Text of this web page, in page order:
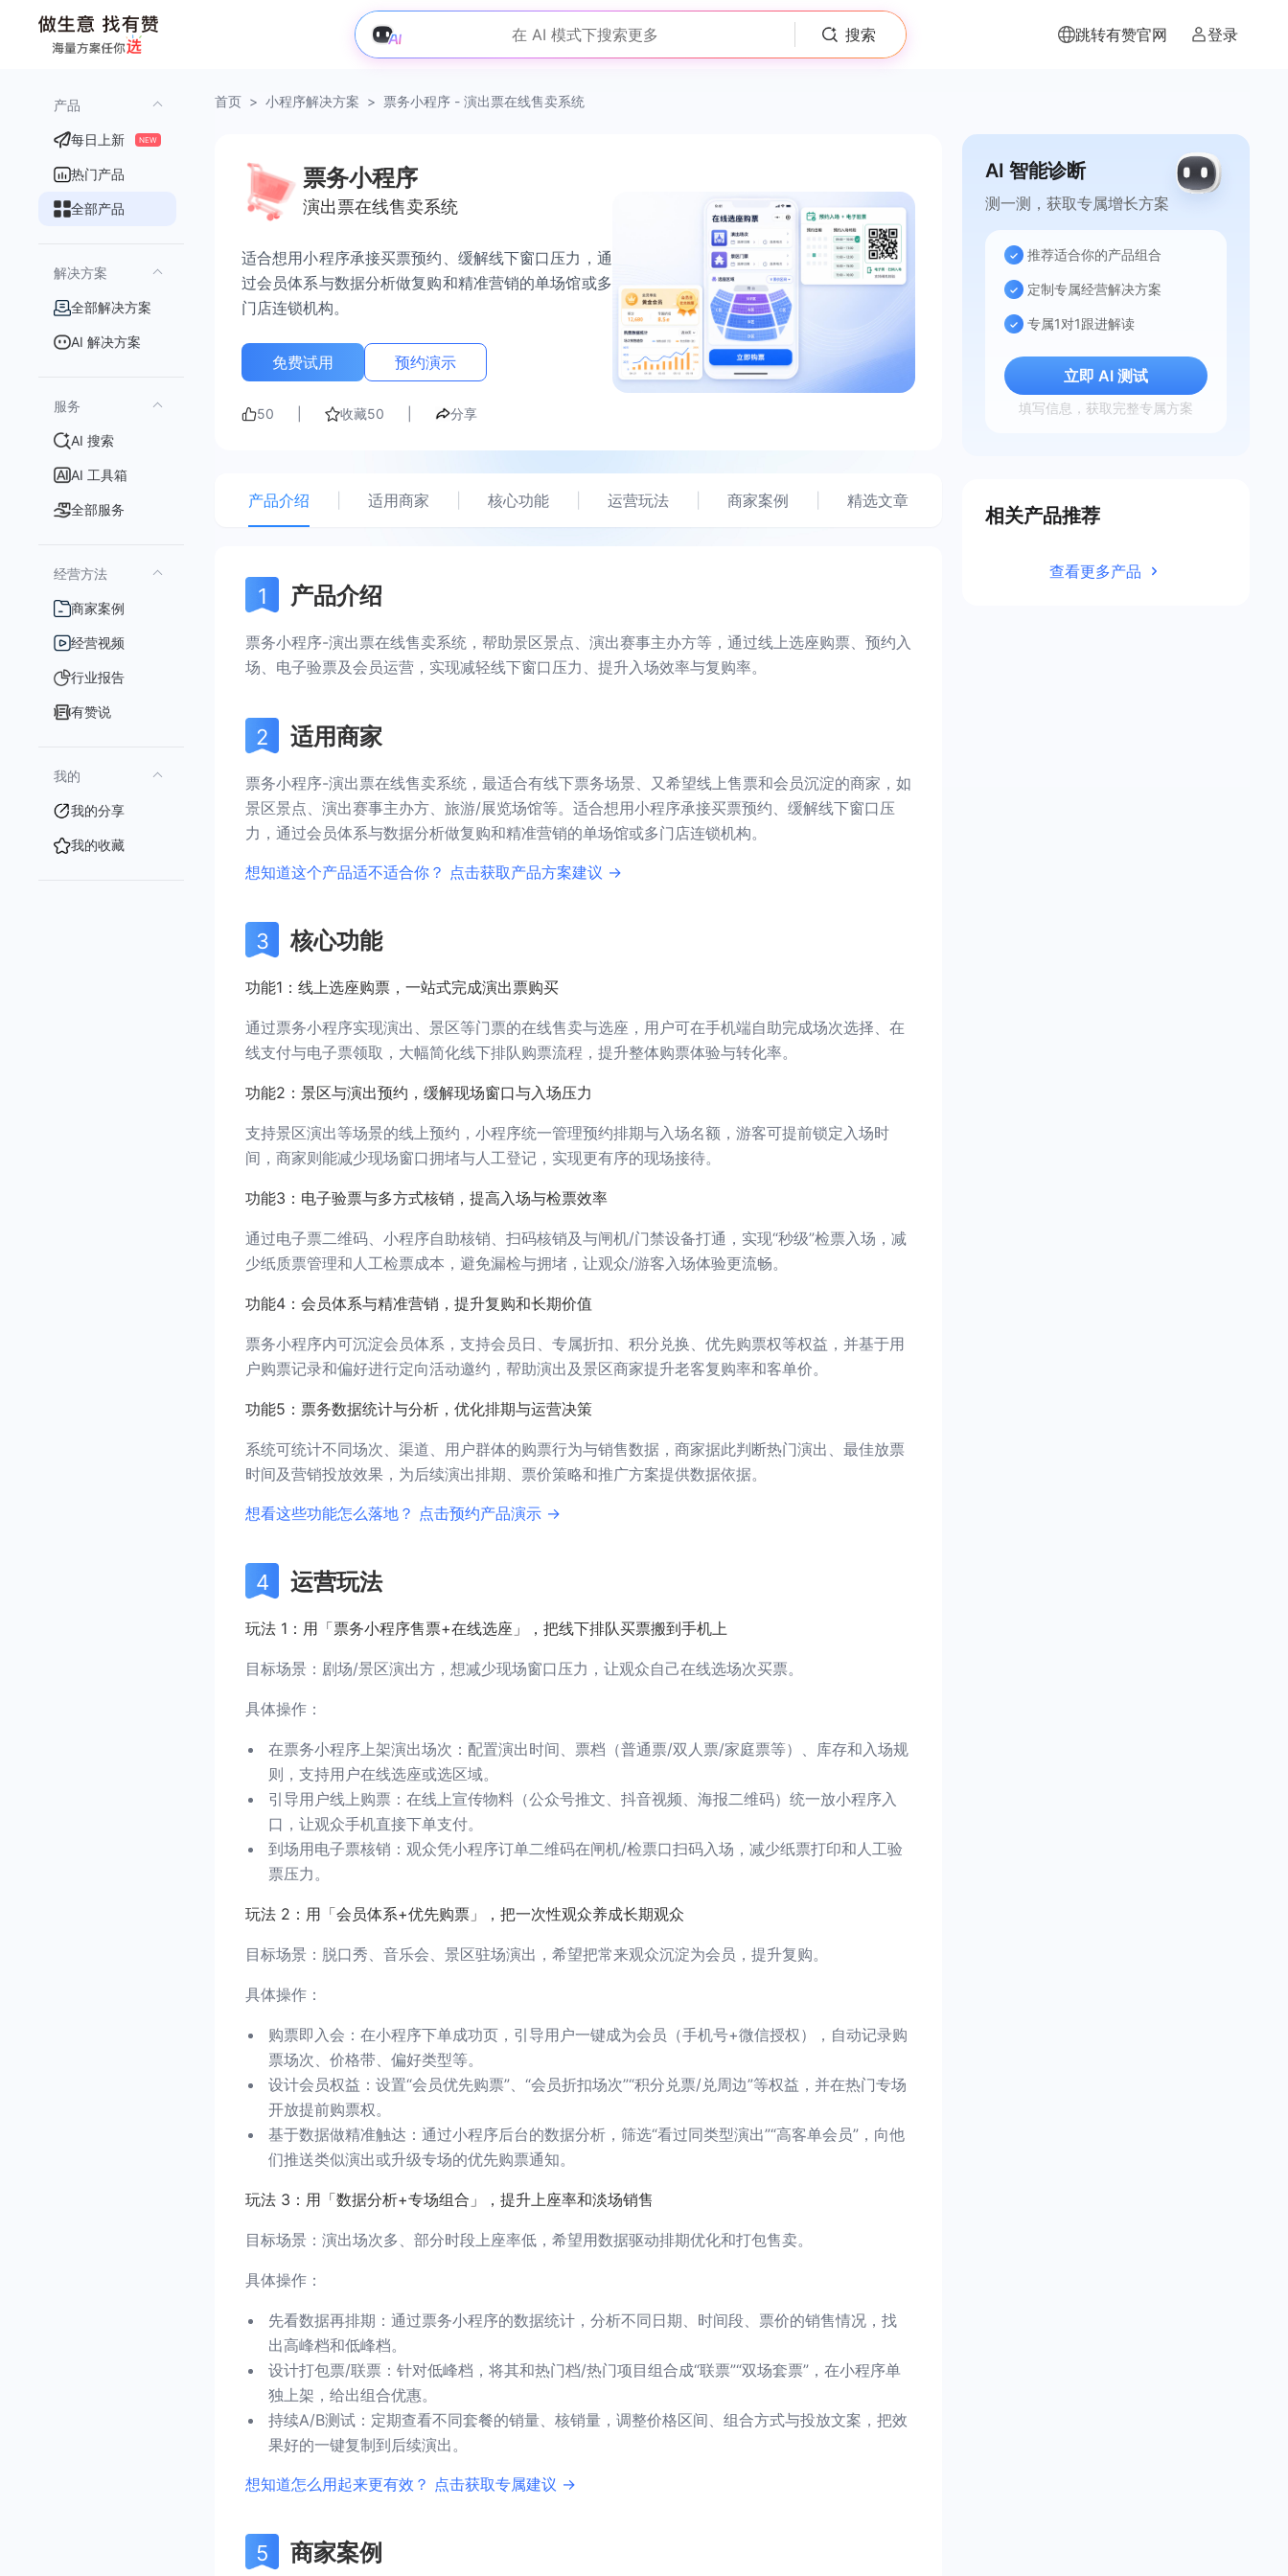
在 AI 模式下搜索更多 搜索 跳转有赞官网 登录
产品
每日上新 NEW
热门产品
全部产品
解决方案
全部解决方案
AI 解决方案
服务
AI 搜索
AI 工具箱
全部服务
经营方法
商家案例
经营视频
行业报告
有赞说
我的
我的分享
我的收藏
首页 > 小程序解决方案 > 票务小程序 - 演出票在线售卖系统
票务小程序
演出票在线售卖系统
适合想用小程序承接买票预约、缓解线下窗口压力，通
过会员体系与数据分析做复购和精准营销的单场馆或多
门店连锁机构。
免费试用 预约演示
50 收藏50 分享
产品介绍 适用商家 核心功能 运营玩法 商家案例 精选文章
产品介绍
票务小程序-演出票在线售卖系统，帮助景区景点、演出赛事主办方等，通过线上选座购票、预约入
场、电子验票及会员运营，实现减轻线下窗口压力、提升入场效率与复购率。
适用商家
票务小程序-演出票在线售卖系统，最适合有线下票务场景、又希望线上售票和会员沉淀的商家，如
景区景点、演出赛事主办方、旅游/展览场馆等。适合想用小程序承接买票预约、缓解线下窗口压
力，通过会员体系与数据分析做复购和精准营销的单场馆或多门店连锁机构。
想知道这个产品适不适合你？ 点击获取产品方案建议 →
核心功能
功能1：线上选座购票，一站式完成演出票购买
通过票务小程序实现演出、景区等门票的在线售卖与选座，用户可在手机端自助完成场次选择、在
线支付与电子票领取，大幅简化线下排队购票流程，提升整体购票体验与转化率。
功能2：景区与演出预约，缓解现场窗口与入场压力
支持景区演出等场景的线上预约，小程序统一管理预约排期与入场名额，游客可提前锁定入场时
间，商家则能减少现场窗口拥堵与人工登记，实现更有序的现场接待。
功能3：电子验票与多方式核销，提高入场与检票效率
通过电子票二维码、小程序自助核销、扫码核销及与闸机/门禁设备打通，实现“秒级”检票入场，减
少纸质票管理和人工检票成本，避免漏检与拥堵，让观众/游客入场体验更流畅。
功能4：会员体系与精准营销，提升复购和长期价值
票务小程序内可沉淀会员体系，支持会员日、专属折扣、积分兑换、优先购票权等权益，并基于用
户购票记录和偏好进行定向活动邀约，帮助演出及景区商家提升老客复购率和客单价。
功能5：票务数据统计与分析，优化排期与运营决策
系统可统计不同场次、渠道、用户群体的购票行为与销售数据，商家据此判断热门演出、最佳放票
时间及营销投放效果，为后续演出排期、票价策略和推广方案提供数据依据。
想看这些功能怎么落地？ 点击预约产品演示 →
运营玩法
玩法 1：用「票务小程序售票+在线选座」，把线下排队买票搬到手机上
目标场景：剧场/景区演出方，想减少现场窗口压力，让观众自己在线选场次买票。
具体操作：
在票务小程序上架演出场次：配置演出时间、票档（普通票/双人票/家庭票等）、库存和入场规
则，支持用户在线选座或选区域。
引导用户线上购票：在线上宣传物料（公众号推文、抖音视频、海报二维码）统一放小程序入
口，让观众手机直接下单支付。
到场用电子票核销：观众凭小程序订单二维码在闸机/检票口扫码入场，减少纸票打印和人工验
票压力。
玩法 2：用「会员体系+优先购票」，把一次性观众养成长期观众
目标场景：脱口秀、音乐会、景区驻场演出，希望把常来观众沉淀为会员，提升复购。
具体操作：
购票即入会：在小程序下单成功页，引导用户一键成为会员（手机号+微信授权），自动记录购
票场次、价格带、偏好类型等。
设计会员权益：设置“会员优先购票”、“会员折扣场次”“积分兑票/兑周边”等权益，并在热门专场
开放提前购票权。
基于数据做精准触达：通过小程序后台的数据分析，筛选“看过同类型演出”“高客单会员”，向他
们推送类似演出或升级专场的优先购票通知。
玩法 3：用「数据分析+专场组合」，提升上座率和淡场销售
目标场景：演出场次多、部分时段上座率低，希望用数据驱动排期优化和打包售卖。
具体操作：
先看数据再排期：通过票务小程序的数据统计，分析不同日期、时间段、票价的销售情况，找
出高峰档和低峰档。
设计打包票/联票：针对低峰档，将其和热门档/热门项目组合成“联票”“双场套票”，在小程序单
独上架，给出组合优惠。
持续A/B测试：定期查看不同套餐的销量、核销量，调整价格区间、组合方式与投放文案，把效
果好的一键复制到后续演出。
想知道怎么用起来更有效？ 点击获取专属建议 →
商家案例
AI 智能诊断
测一测，获取专属增长方案
推荐适合你的产品组合
定制专属经营解决方案
专属1对1跟进解读
立即 AI 测试
填写信息，获取完整专属方案
相关产品推荐
查看更多产品